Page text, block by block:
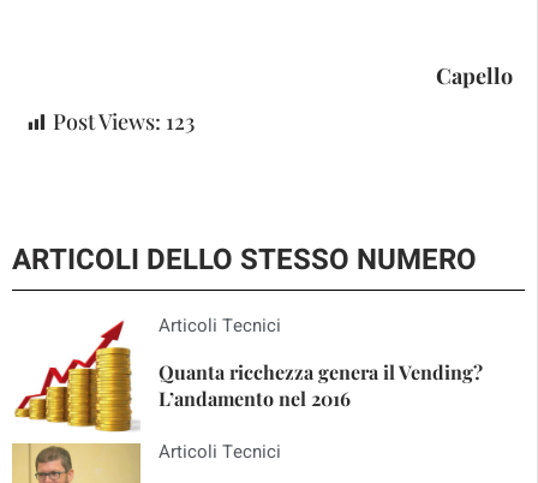
Capello
Post Views: 123
ARTICOLI DELLO STESSO NUMERO
Articoli Tecnici
Quanta ricchezza genera il Vending?
L’andamento nel 2016
Articoli Tecnici